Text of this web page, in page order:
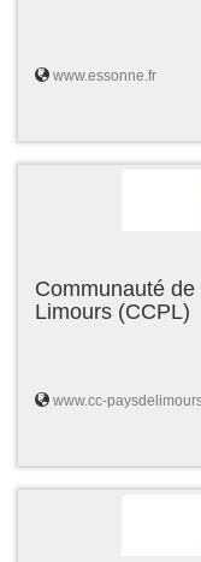
www.essonne.fr
Communauté
Limours (CCPL)
www.cc-